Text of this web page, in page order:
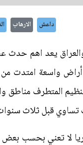
داعش الارهاب
واسعة امتدت من
المتطرف مناطق
تساوي قبل ثلاث
لا تعني بحسب بعض